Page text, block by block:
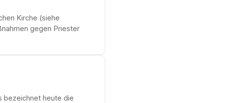
Kirche (siehe
gegen Priester
bezeichnet heute die